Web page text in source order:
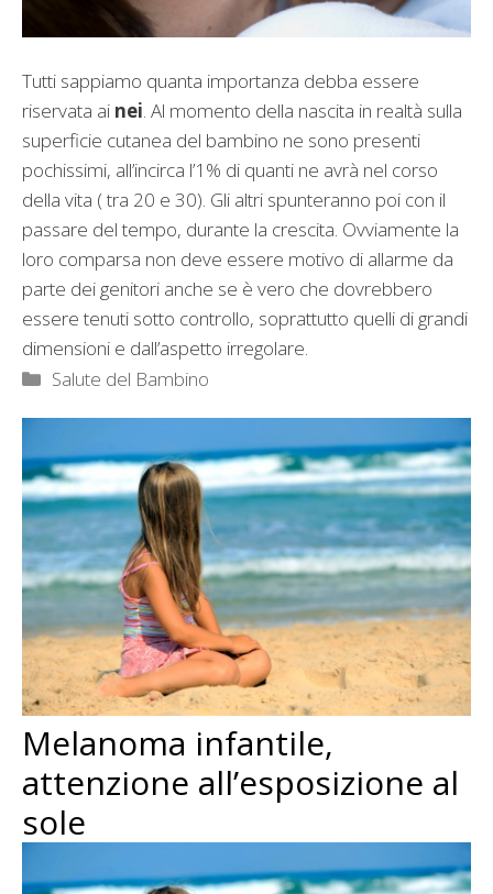
Tutti sappiamo quanta importanza debba essere
riservata ai nei. Al momento della nascita in realtà sulla
superficie cutanea del bambino ne sono presenti
pochissimi, all’incirca l’1% di quanti ne avrà nel corso
della vita ( tra 20 e 30). Gli altri spunteranno poi con il
passare del tempo, durante la crescita. Ovviamente la
loro comparsa non deve essere motivo di allarme da
parte dei genitori anche se è vero che dovrebbero
essere tenuti sotto controllo, soprattutto quelli di grandi
dimensioni e dall’aspetto irregolare.
Categorie
Salute del Bambino
Melanoma infantile,
attenzione all’esposizione al
sole